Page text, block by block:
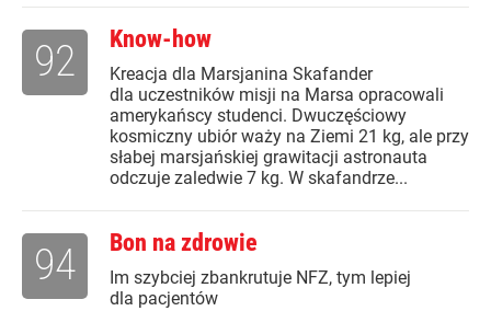
Know-how
Kreacja dla Marsjanina Skafander
dla uczestników misji na Marsa opracowali
amerykańscy studenci. Dwuczęściowy
kosmiczny ubiór waży na Ziemi 21 kg, ale przy
słabej marsjańskiej grawitacji astronauta
odczuje zaledwie 7 kg. W skafandrze...
92
Bon na zdrowie
Im szybciej zbankrutuje NFZ, tym lepiej
dla pacjentów
94